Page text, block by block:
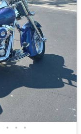
• • •